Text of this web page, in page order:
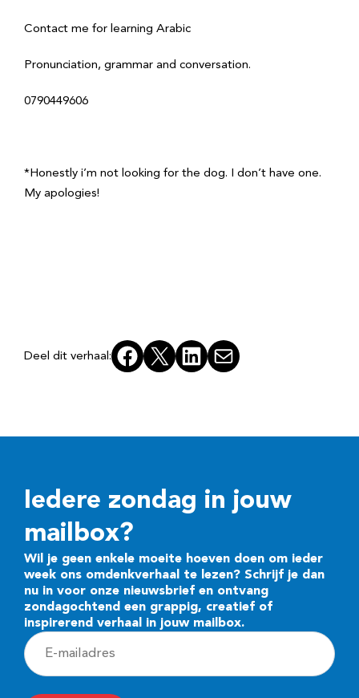
Contact me for learning Arabic
Pronunciation, grammar and conversation.
0790449606
*Honestly i’m not looking for the dog. I don’t have one.
My apologies!
Deel dit verhaal: Facebook
X LinkedInE-mail
Iedere zondag in jouw
mailbox?
Wil je geen enkele moeite hoeven doen om ieder
week ons omdenkverhaal te lezen? Schrijf je dan
nu in voor onze nieuwsbrief en ontvang
zondagochtend een grappig, creatief of
inspirerend verhaal in jouw mailbox.
E
-
m